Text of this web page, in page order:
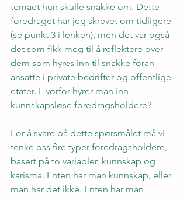
temaet hun skulle snakke om. Dette
foredraget har jeg skrevet om tidligere
(se punkt 3 i lenken), men det var også
det som fikk meg til å reflektere over
dem som hyres inn til snakke foran
ansatte i private bedrifter og offentlige
etater. Hvorfor hyrer man inn
kunnskapsløse foredragsholdere?
For å svare på dette spørsmålet må vi
tenke oss fire typer foredragsholdere,
basert på to variabler, kunnskap og
karisma. Enten har man kunnskap, eller
man har det ikke. Enten har man